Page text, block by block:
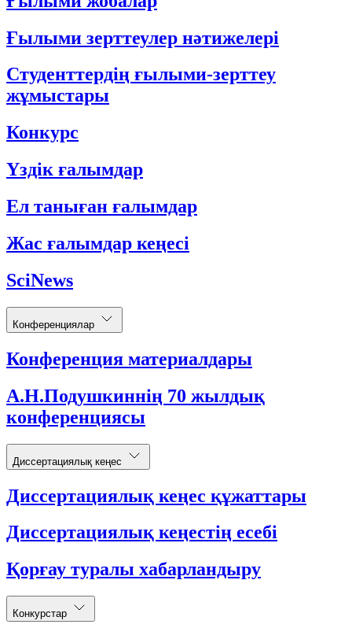
Ғылыми зерттеулер нәтижелері
Студенттердің ғылыми-зерттеу
жұмыстары
Конкурс
Үздік ғалымдар
Ел таныған ғалымдар
Жас ғалымдар кеңесі
SciNews
Конференциялар
Конференция материалдары
А.Н.Подушкиннің 70 жылдық
конференциясы
Диссертациялық кеңес
Диссертациялық кеңес құжаттары
Диссертациялық кеңестің есебі
Қорғау туралы хабарландыру
Конкурстар